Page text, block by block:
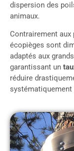
dispersion des
animaux.
Contrairement aux
écopièges sont
adaptés aux
garantissant un
réduire